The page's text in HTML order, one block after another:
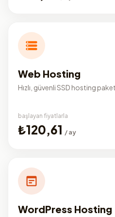
Web Hosting
Hızlı, güvenli SSD hosting
başlayan fiyatlarla
₺120,61 / ay
WordPress Hosting